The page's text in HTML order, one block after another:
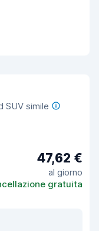
SUV simile
47,62 €
al giorno
gratuita